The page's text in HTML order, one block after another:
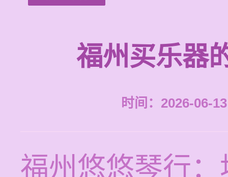
福州买乐器
时间：2026-06-
福州悠悠琴行